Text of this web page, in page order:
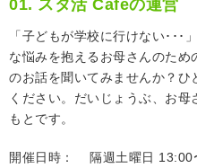
01. スタ活 Cafeの運営
「子どもが学校に行けない･･･
な悩みを抱えるお母さんのた
のお話を聞いてみませんか？ひ
ください。だいじょうぶ、お
もとです。
開催日時：
隔週土曜日 13:00